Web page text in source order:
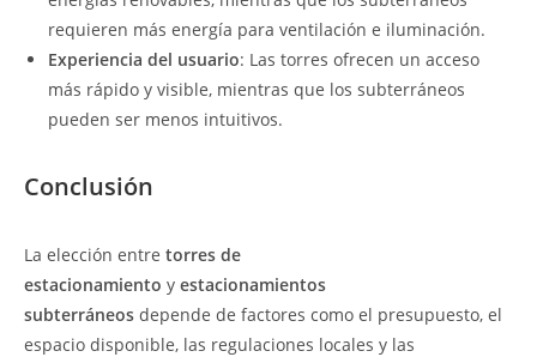
requieren más energía para ventilación e iluminación.
Experiencia del usuario: Las torres ofrecen un acceso
más rápido y visible, mientras que los subterráneos
pueden ser menos intuitivos.
Conclusión
La elección entre torres de
estacionamiento y estacionamientos
subterráneos depende de factores como el presupuesto, el
espacio disponible, las regulaciones locales y las